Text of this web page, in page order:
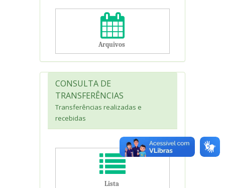
Arquivos​
CONSULTA DE
TRANSFERÊNCIAS
Transferências realizadas e
recebidas
Lista​